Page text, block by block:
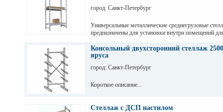
город: Санкт-Петербург
Универсальные металлические среднегрузовые
предназначены для установки внутри помещений
промышленных предприятиях.
Консольный двухсторонний стеллаж
яруса
город: Санкт-Петербург
Короткое описание...
Стеллаж с ДСП настилом